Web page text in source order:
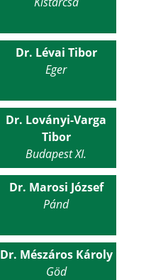
Dr. Lévai Tibor
Eger
Dr. Loványi-Varga
Tibor
Budapest XI.
Dr. Marosi József
Pánd
Dr. Mészáros Károly
Göd